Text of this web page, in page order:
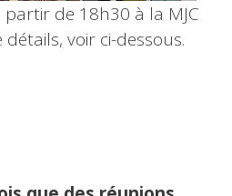
partir de 18h30 à la MJC
détails, voir ci-dessous.